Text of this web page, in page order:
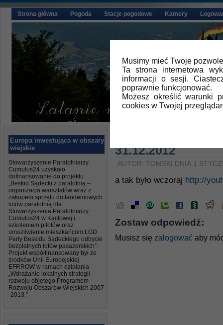
Musimy mieć Twoje
Ta strona internetowa
informacji o sesji.
poprawnie funkcjonować.
Możesz określić warunki
cookies w Twojej
Strona główna Pogoda Stacje pogodowe Kamery
Europa inwestująca w obszary
wiejskie
Stowarzyszenie Paralotniarzy
Cumulus24 uzyskało
dofinansowanie do projektu
„Beskid Sądecki z paralotnią –
organizacja warsztatów wraz z
zakupem sprzętu do tandemowych
lotów paralotnią dla
Stowarzyszenia Paralotniarzy
Cumulus24 w Kąclowej i
szkoleniem pilotów oraz
umożliwienie mieszkańcom LGD
Perły Beskidu Sądeckiego odbycie
bezpłatnych lotów pasażerskich”.
Projekt współfinansowany był ze
środków Unii Europejskiej
EFRROW w ramach działania
„Wdrażanie lokalnych strategii
rozwoju objętego Programem
Rozwoju Obszarów Wiejskich 2007
-2013.”
31.12.2012
AUTOR: TOMSKI DNIA 1
a tak było wczoraj http://
Zostaw odpowiedź:
Musisz się zalogować aby